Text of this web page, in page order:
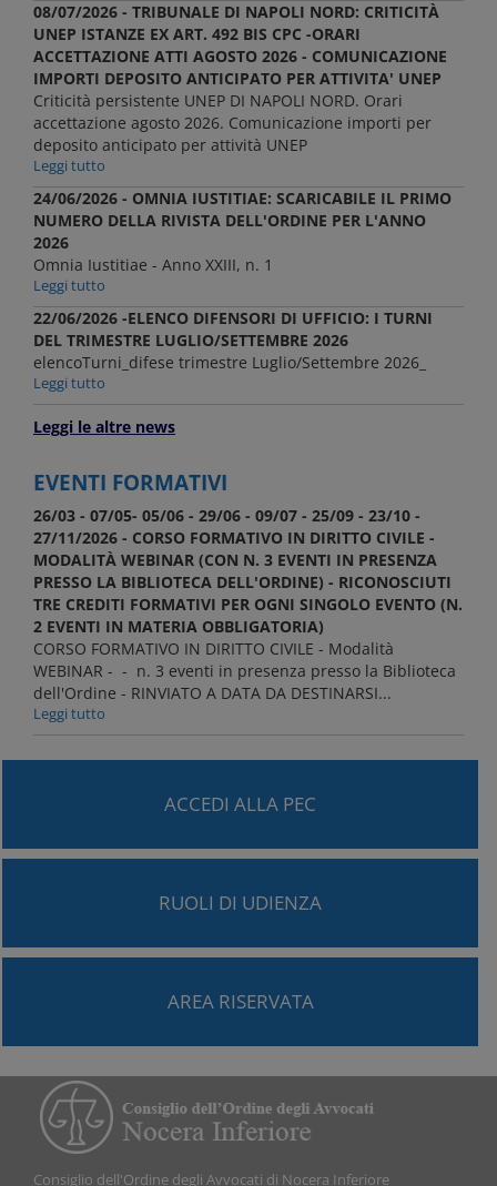
08/07/2026 - TRIBUNALE DI NAPOLI NORD: CRITICITÀ
UNEP ISTANZE EX ART. 492 BIS CPC -ORARI
ACCETTAZIONE ATTI AGOSTO 2026 - COMUNICAZIONE
IMPORTI DEPOSITO ANTICIPATO PER ATTIVITA' UNEP
Criticità persistente UNEP DI NAPOLI NORD. Orari
accettazione agosto 2026. Comunicazione importi per
deposito anticipato per attività UNEP
Leggi tutto
24/06/2026 - OMNIA IUSTITIAE: SCARICABILE IL PRIMO
NUMERO DELLA RIVISTA DELL'ORDINE PER L'ANNO
2026
Omnia Iustitiae - Anno XXIII, n. 1
Leggi tutto
22/06/2026 -ELENCO DIFENSORI DI UFFICIO: I TURNI
DEL TRIMESTRE LUGLIO/SETTEMBRE 2026
elencoTurni_difese trimestre Luglio/Settembre 2026_
Leggi tutto
Leggi le altre news
EVENTI FORMATIVI
26/03 - 07/05- 05/06 - 29/06 - 09/07 - 25/09 - 23/10 -
27/11/2026 - CORSO FORMATIVO IN DIRITTO CIVILE -
MODALITÀ WEBINAR (CON N. 3 EVENTI IN PRESENZA
PRESSO LA BIBLIOTECA DELL'ORDINE) - RICONOSCIUTI
TRE CREDITI FORMATIVI PER OGNI SINGOLO EVENTO (N.
2 EVENTI IN MATERIA OBBLIGATORIA)
CORSO FORMATIVO IN DIRITTO CIVILE - Modalità
WEBINAR - - n. 3 eventi in presenza presso la Biblioteca
dell'Ordine - RINVIATO A DATA DA DESTINARSI...
Leggi tutto
ACCEDI ALLA PEC
RUOLI DI UDIENZA
AREA RISERVATA
Consiglio dell'Ordine degli Avvocati di Nocera Inferiore